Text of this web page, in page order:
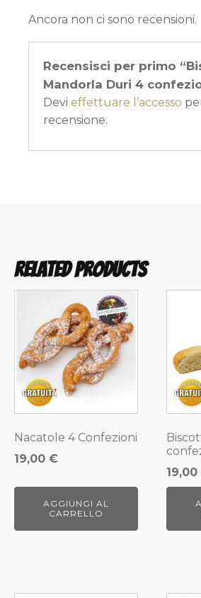
Ancora non ci sono recensioni.
Recensisci per primo
Mandorla Duri 4
Devi effettuare l’accesso
recensione.
Related products
Nacatole 4 Confezioni
19,00 €
AGGIUNGI AL
CARRELLO
19,00